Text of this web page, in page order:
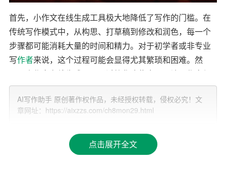
首先，小作文在线生成工具极大地降低了写作的门槛。在
传统写作模式中，从构思、打草稿到修改和润色，每一个
步骤都可能消耗大量的时间和精力。对于初学者或非专业
写作者来说，这个过程可能会显得尤其繁琐和困难。然
而，小作文在线生成工具通过简化这些步骤，让写作变得
更加轻松。用户只需输入基本的主题和内容要求，工具便
能在几秒钟内生成一篇符合要求的文章。这不仅节省了写
作时间，还减少了因反复修改造成的疲惫感。
其次，小作文在线生成工具赋予了写作以趣味性。传统写
作往往是一个相对孤独的过程，作者需要依靠自己的想象
AI写作助手 原创著作权作品，未经授权转载，侵权必究！文
章网址：https://aixzzs.com/ch8mon29.html
点击展开全文